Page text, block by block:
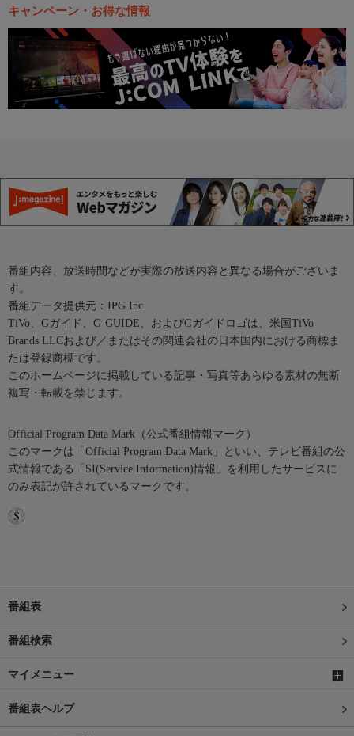
キャンペーン・お得な情報
番組内容、放送時間などが実際の放送内容と異なる場合がございま
す。
番組データ提供元：IPG Inc.
TiVo、Gガイド、G-GUIDE、およびGガイドロゴは、米国TiVo
Brands LLCおよび／またはその関連会社の日本国内における商標ま
たは登録商標です。
このホームページに掲載している記事・写真等あらゆる素材の無断
複写・転載を禁じます。
Official Program Data Mark（公式番組情報マーク）
このマークは「Official Program Data Mark」といい、テレビ番組の公
式情報である「SI(Service Information)情報」を利用したサービスに
のみ表記が許されているマークです。
番組表
番組検索
マイメニュー
番組表ヘルプ